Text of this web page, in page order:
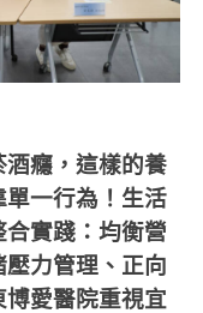
癮，這樣的養
一行為！生活
實踐：均衡營
力管理、正向
愛醫院重視宜